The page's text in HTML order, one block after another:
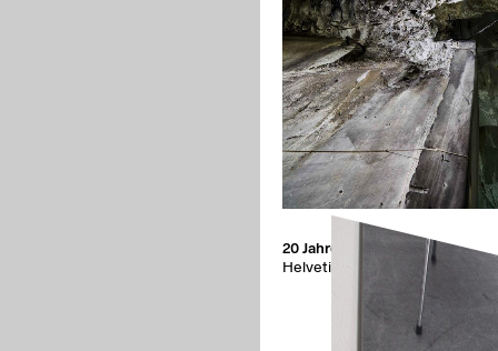
20 Jahre Kunstpreis
Helvetia Versicherung